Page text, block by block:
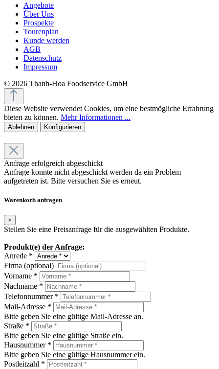
Angebote
Über Uns
Prospekte
Tourenplan
Kunde werden
AGB
Datenschutz
Impressum
© 2026 Thanh-Hoa Foodservice GmbH
Diese Website verwendet Cookies, um eine bestmögliche Erfahrung
bieten zu können. Mehr Informationen ...
Ablehnen Konfigurieren
Anfrage erfolgreich abgeschickt
Anfrage konnte nicht abgeschickt werden da ein Problem
aufgetreten ist. Bitte versuchen Sie es erneut.
Warenkorb anfragen
×
Stellen Sie eine Preisanfrage für die ausgewählten Produkte.
Produkt(e) der Anfrage:
Anrede *
Firma (optional)
Vorname *
Nachname *
Telefonnummer *
Mail-Adresse *
Bitte geben Sie eine gültige Mail-Adresse an.
Straße *
Bitte geben Sie eine gültige Straße ein.
Hausnummer *
Bitte geben Sie eine gültige Hausnummer ein.
Postleitzahl *